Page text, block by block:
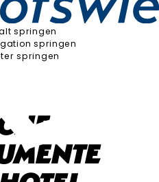
springen
springen
springen